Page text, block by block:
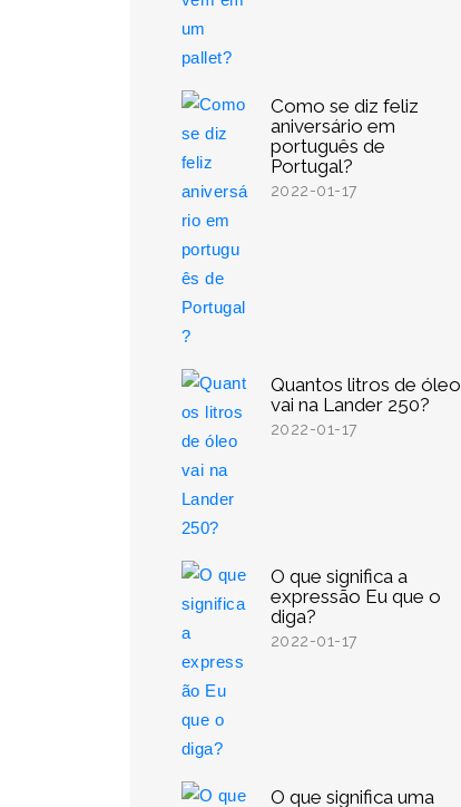
Como se diz feliz
aniversário em
português de
Portugal?
2022-01-17
Quantos litros de óleo
vai na Lander 250?
2022-01-17
O que significa a
expressão Eu que o
diga?
2022-01-17
O que significa uma